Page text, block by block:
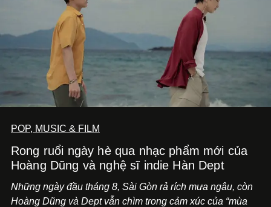
POP, MUSIC & FILM
Rong ruổi ngày hè qua nhạc phẩm mới của
Hoàng Dũng và nghệ sĩ indie Hàn Dept
Những ngày đầu tháng 8, Sài Gòn rả rích mưa ngâu, còn
Hoàng Dũng và Dept vẫn chìm trong cảm xúc của “mùa